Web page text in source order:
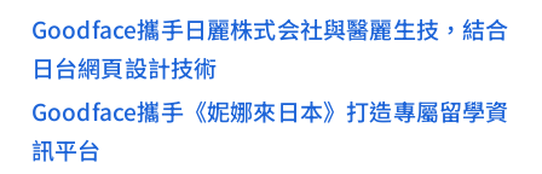
Goodface攜手日麗株式会社與醫麗生技，結合
日台網頁設計技術
Goodface攜手《妮娜來日本》打造專屬留學資
訊平台